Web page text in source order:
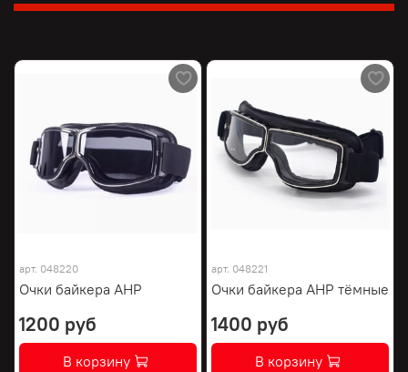
арт. 048220
Очки байкера AHP
1200 руб
В корзину
арт. 048221
Очки байкера AHP тёмные
1400 руб
В корзину